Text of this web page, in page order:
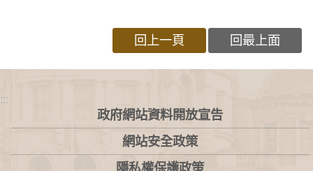
回上一頁 回最上面
:::
政府網站資料開放宣告
網站安全政策
隱私權保護政策